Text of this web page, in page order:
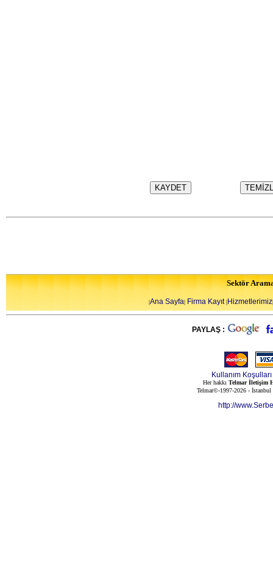
Sektör
|Ana Sayfa| Firma Kayıt|Hizmetlerimiz|
PAYLAŞ :
Kullanım Koşulları
Her hakkı Telmar İletişim
Telmar©-1997-2026 -
http://